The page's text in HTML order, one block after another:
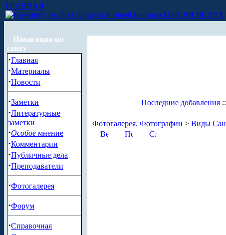
ГЛАВНАЯ
МЫСЛИ ВСЛУХ
Навигация по
сайту
·Главная
·Материалы
·Новости
·Заметки
·Литературные
заметки
·Особое мнение
·Комментарии
·Публичные дела
·Преподаватели
·Фотогалерея
·Форум
·Справочная
Последние добавления::
Фотогалерея. Фотографии > Виды